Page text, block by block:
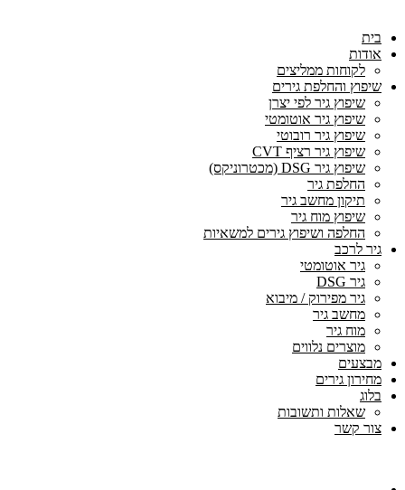
בית
אודות
לקוחות ממליצים
שיפוץ והחלפת גירים
שיפוץ גיר לפי יצרן
שיפוץ גיר אוטומטי
שיפוץ גיר רובוטי
שיפוץ גיר רציף CVT
שיפוץ גיר DSG (מכטרוניקס)
החלפת גיר
תיקון מחשב גיר
שיפוץ מוח גיר
החלפה ושיפוץ גירים למשאיות
גיר לרכב
גיר אוטומטי
גיר DSG
גיר מפירוק / מיבוא
מחשב גיר
מוח גיר
מוצרים נלווים
מבצעים
מחירון גירים
בלוג
שאלות ותשובות
צור קשר